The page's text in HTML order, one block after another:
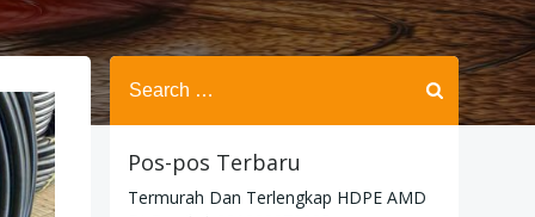
Search
for:
Pos-pos Terbaru
Termurah Dan Terlengkap HDPE AMD